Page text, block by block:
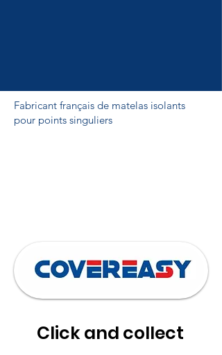
Fabricant français de matelas isolants
pour points singuliers
Click and collect